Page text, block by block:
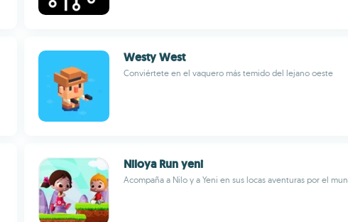
Westy West
Conviértete en el vaquero más temido del lejano oeste
Niloya Run yeni
Acompaña a Nilo y a Yeni en sus locas aventuras por el